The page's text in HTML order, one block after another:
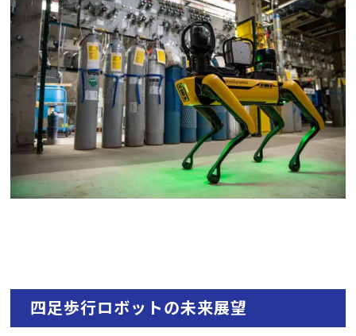
四足歩行ロボットの未来展望